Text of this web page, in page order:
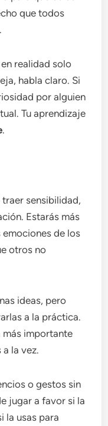
que todos
realidad solo
habla claro. Si
por alguien
Tu aprendizaje
.
traer sensibilidad,
Estarás más
de los
otros no
ideas, pero
a la práctica.
más importante
la vez.
o gestos sin
jugar a favor si la
la usas para